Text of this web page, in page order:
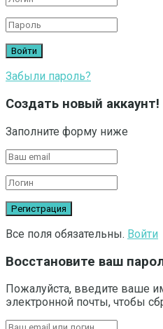
Забыли пароль?
Создать новый аккаунт!
Заполните форму ниже
Все поля обязательны. Войти
Восстановите ваш
Пожалуйста, введите ваше
электронной почты, чтобы